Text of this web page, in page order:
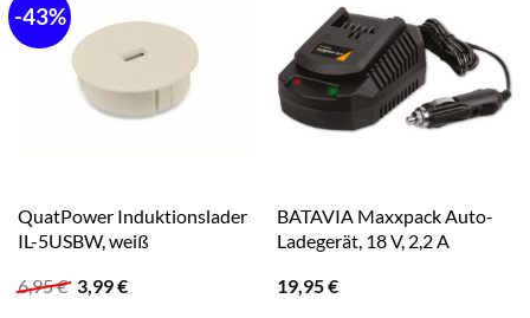
-43%
QuatPower Induktionslader
IL-5USBW, weiß
6,95€ Ursprünglicher
Preis
3,99€Aktueller
BATAVIA Maxxpack Auto-
Ladegerät, 18 V, 2,2 A
19,95€